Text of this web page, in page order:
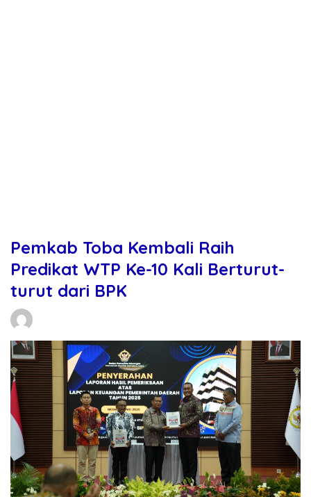
Pemkab Toba Kembali Raih
Predikat WTP Ke-10 Kali Berturut-
turut dari BPK